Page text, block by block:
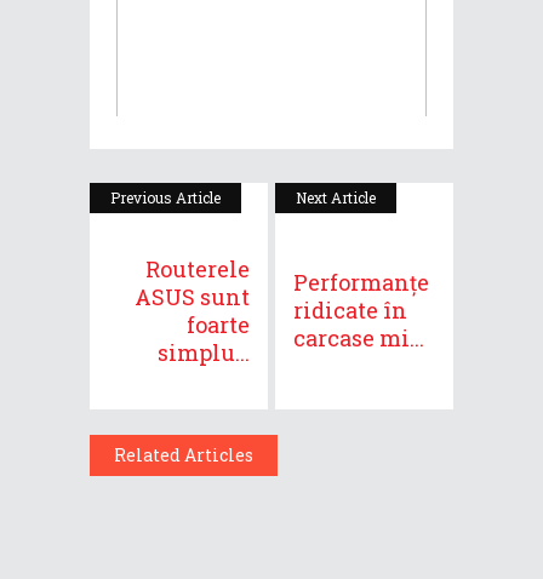
Previous Article
Routerele
ASUS sunt
foarte
simplu...
Next Article
Performanțe
ridicate în
carcase mi...
Related Articles